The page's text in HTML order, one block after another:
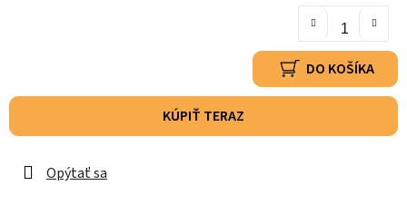
DO KOŠÍKA
KÚPIŤ TERAZ
Opýtať sa